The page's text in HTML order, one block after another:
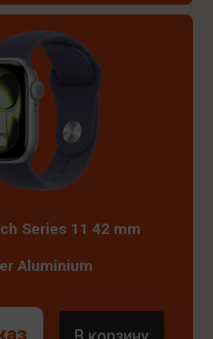
Series 11 42 mm
Aluminium